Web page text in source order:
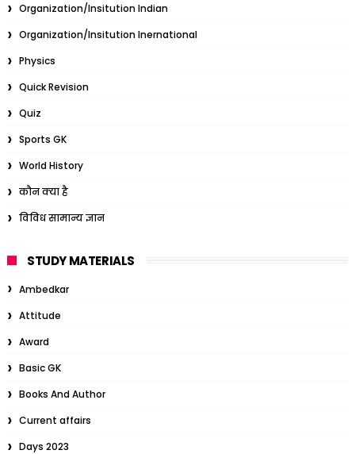
Organization/Insitution Indian
Organization/Insitution Inernational
Physics
Quick Revision
Quiz
Sports GK
World History
कौन क्या है
विविध सामान्य ज्ञान
STUDY MATERIALS
Ambedkar
Attitude
Award
Basic GK
Books And Author
Current affairs
Days 2023